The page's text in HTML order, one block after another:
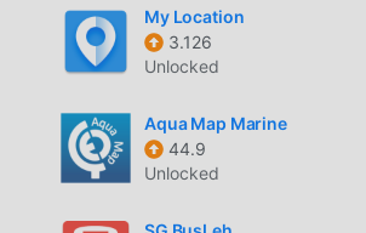
My Location
3.126
Unlocked
Aqua Map Marine
44.9
Unlocked